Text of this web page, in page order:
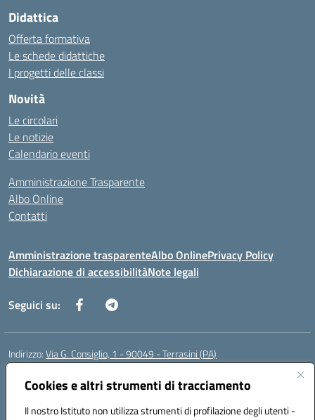
Cookies e altri strumenti di tracciamento
Il nostro Istituto non utilizza strumenti di profilazione degli utenti -
Didattica
Offerta formativa
Le schede didattiche
I progetti delle classi
Novità
Le circolari
Le notizie
Calendario eventi
Amministrazione Trasparente
Albo Online
Contatti
Amministrazione trasparenteAlbo OnlinePrivacy Policy
Dichiarazione di accessibilitàNote legali
Seguici su:
Indirizzo:Via G. Consiglio, 1 - 90049 - Terrasini (PA)
Centralino:
Posta elettronica certificata (PEC):paic88700d@pec.istruzione.it
Codice fiscale: 80025710825